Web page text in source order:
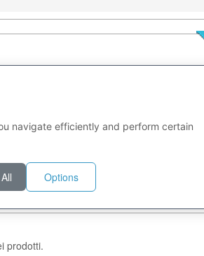
(VC) - ITALY
prodotti.
navigate efficiently and perform certain
Options